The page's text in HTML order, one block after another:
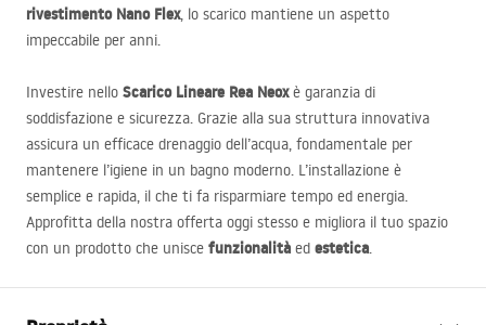
rivestimento Nano Flex, lo scarico mantiene un aspetto
impeccabile per anni.
Investire nello Scarico Lineare Rea Neoxè garanzia di
soddisfazione e sicurezza. Grazie alla sua struttura innovativa
assicura un efficace drenaggio dell’acqua, fondamentale per
mantenere l’igiene in un bagno moderno. L’installazione è
semplice e rapida, il che ti fa risparmiare tempo ed energia.
Approfitta della nostra offerta oggi stesso e migliora il tuo spazio
con un prodotto che unisce funzionalità ed estetica.